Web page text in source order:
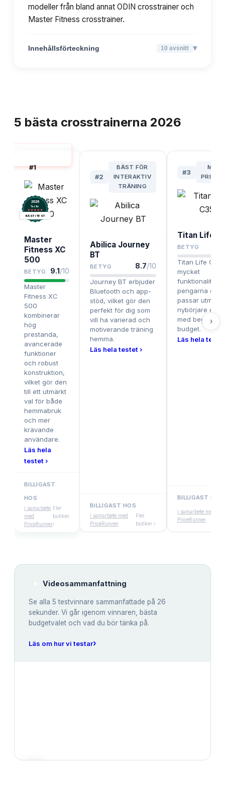
modeller från bland annat ODIN crosstrainer och
Master Fitness crosstrainer.
Innehållsförteckning 10 avsnitt ▾
5 bästa crosstrainerna 2026
#1
2026
Testix.
BÄST I TEST
Master
Fitness XC
500
BETYG 9.1/10
Master
Fitness XC
500
kombinerar
hög
prestanda,
avancerade
funktioner
och robust
konstruktion,
vilket gör den
till ett utmärkt
val för både
hemmabruk
och mer
krävande
användare.
Läs hela
testet ›
BILLIGAST
HOS
i samarbete
med
PriceRunner
Fler
butiker
›
#2
BÄST FÖR
INTERAKTIV
TRÄNING
Abilica Journey
BT
BETYG 8.7/10
Journey BT erbjuder
Bluetooth och app-
stöd, vilket gör den
perfekt för dig som
vill ha varierad och
motiverande träning
hemma.
Läs hela testet ›
BILLIGAST HOS
i samarbete med
PriceRunner
Fler
butiker ›
#3
MEST
Titan Life
BETYG
Titan Life C35
mycket
funktionalitet
pengarna och
passar
nybörjare eller
med
budget.
Läs hela testet
BILLIGAST HOS
i samarbete med
PriceRunner
›
Videosammanfattning
Se alla 5 testvinnare sammanfattade på 26
sekunder. Vi går igenom vinnaren, bästa
budgetvalet och vad du bör tänka på.
Läs om hur vi testar›